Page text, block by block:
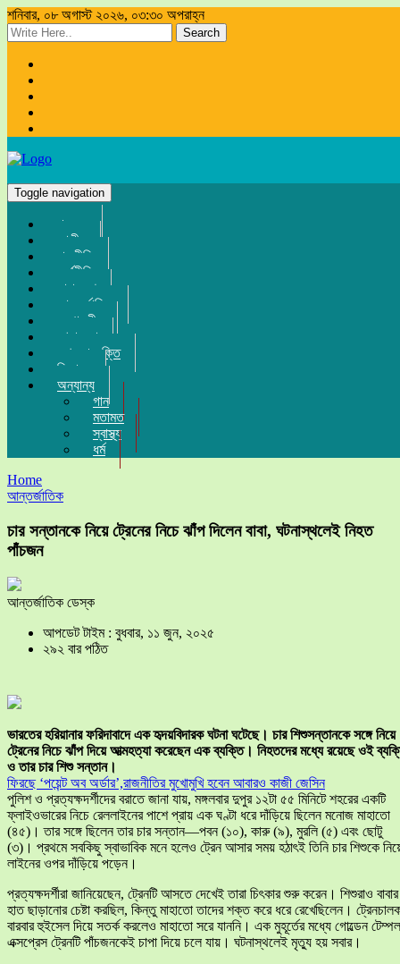
শনিবার, ০৮ অগাস্ট ২০২৬, ০৩:৩০ অপরাহ্ন
Search
Toggle navigation
প্রচ্ছদ
জাতীয়
রাজনীতি
অর্থনীতি
সারা দেশ
আন্তর্জাতিক
সম্পাদকীয়
খেলা-ধুলা
তথ্য-প্রযুক্তি
বিনোদন
অন্যান্য
গান
মতামত
স্বাস্থ্য
ধর্ম
Home
আন্তর্জাতিক
চার সন্তানকে নিয়ে ট্রেনের নিচে ঝাঁপ দিলেন বাবা, ঘটনাস্থলেই নিহত
পাঁচজন
আন্তর্জাতিক ডেস্ক
আপডেট টাইম : বুধবার, ১১ জুন, ২০২৫
২৯২ বার পঠিত
ভারতের হরিয়ানার ফরিদাবাদে এক হৃদয়বিদারক ঘটনা ঘটেছে। চার শিশুসন্তানকে সঙ্গে নিয়ে
ট্রেনের নিচে ঝাঁপ দিয়ে আত্মহত্যা করেছেন এক ব্যক্তি। নিহতদের মধ্যে রয়েছে ওই
ও তার চার শিশু সন্তান।
ফিরছে ‘পয়েন্ট অব অর্ডার’,রাজনীতির মুখোমুখি হবেন আবারও কাজী জেসিন
পুলিশ ও প্রত্যক্ষদর্শীদের বরাতে জানা যায়, মঙ্গলবার দুপুর ১২টা ৫৫ মিনিটে শহরের একটি
ফ্লাইওভারের নিচে রেললাইনের পাশে প্রায় এক ঘণ্টা ধরে দাঁড়িয়ে ছিলেন মনোজ মাহাতো
(৪৫)। তার সঙ্গে ছিলেন তার চার সন্তান—পবন (১০), কারু (৯), মুরলি (৫) এবং ছোটু
(৩)। প্রথমে সবকিছু স্বাভাবিক মনে হলেও ট্রেন আসার সময় হঠাৎই তিনি চার শিশুকে
লাইনের ওপর দাঁড়িয়ে পড়েন।
প্রত্যক্ষদর্শীরা জানিয়েছেন, ট্রেনটি আসতে দেখেই তারা চিৎকার শুরু করেন। শিশুরাও বাবার
হাত ছাড়ানোর চেষ্টা করছিল, কিন্তু মাহাতো তাদের শক্ত করে ধরে রেখেছিলেন।
বারবার হুইসেল দিয়ে সতর্ক করলেও মাহাতো সরে যাননি। এক মুহূর্তের মধ্যে গোল্ডেন টেম্পল
এক্সপ্রেস ট্রেনটি পাঁচজনকেই চাপা দিয়ে চলে যায়। ঘটনাস্থলেই মৃত্যু হয় সবার।